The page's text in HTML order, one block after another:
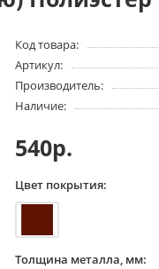
Код товара:
Артикул:
Производитель:
Наличие:
540р.
Цвет покрытия:
Толщина металла, мм: